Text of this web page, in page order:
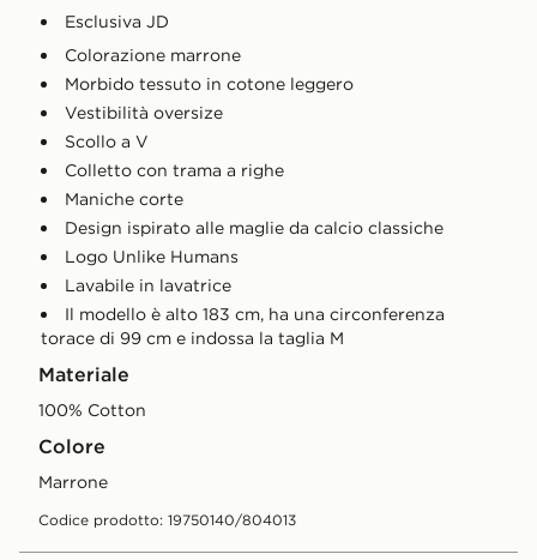
Esclusiva JD
Colorazione marrone
Morbido tessuto in cotone leggero
Vestibilità oversize
Scollo a V
Colletto con trama a righe
Maniche corte
Design ispirato alle maglie da calcio classiche
Logo Unlike Humans
Lavabile in lavatrice
Il modello è alto 183 cm, ha una circonferenza
torace di 99 cm e indossa la taglia M
Materiale
100% Cotton
Colore
marrone
Codice prodotto: 19750140/804013